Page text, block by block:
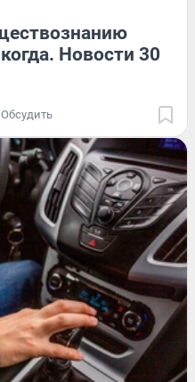
Новости 30
Обсудить